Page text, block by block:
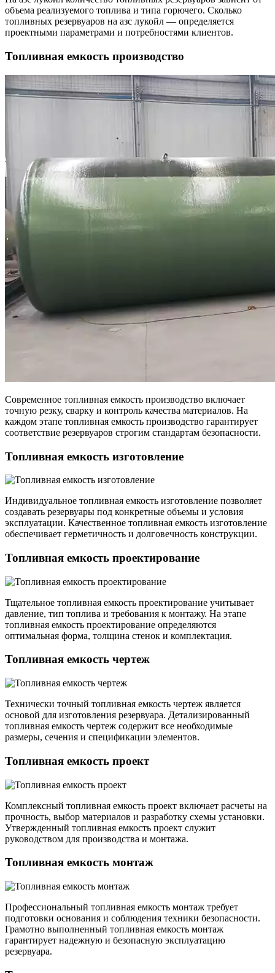
объема реализуемого топлива и типа горючего. Сколько
топливных резервуаров на азс лукойл — определяется
проектными параметрами и потребностями клиентов.
Топливная емкость производство
Современное топливная емкость производство включает
точную резку, сварку и контроль качества материалов. На
каждом этапе топливная емкость производство гарантирует
соответствие резервуаров строгим стандартам безопасности.
Топливная емкость изготовление
Индивидуальное топливная емкость изготовление позволяет
создавать резервуары под конкретные объемы и условия
эксплуатации. Качественное топливная емкость изготовление
обеспечивает герметичность и долговечность конструкции.
Топливная емкость проектирование
Тщательное топливная емкость проектирование учитывает
давление, тип топлива и требования к монтажу. На этапе
топливная емкость проектирование определяются
оптимальная форма, толщина стенок и комплектация.
Топливная емкость чертеж
Технически точный топливная емкость чертеж является
основой для изготовления резервуара. Детализированный
топливная емкость чертеж содержит все необходимые
размеры, сечения и спецификации элементов.
Топливная емкость проект
Комплексный топливная емкость проект включает расчеты на
прочность, выбор материалов и разработку схемы установки.
Утвержденный топливная емкость проект служит
руководством для производства и монтажа.
Топливная емкость монтаж
Профессиональный топливная емкость монтаж требует
подготовки основания и соблюдения техники безопасности.
Грамотно выполненный топливная емкость монтаж
гарантирует надежную и безопасную эксплуатацию
резервуара.